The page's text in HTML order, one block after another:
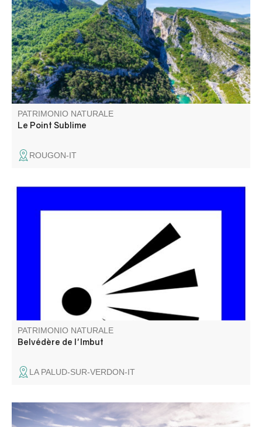
pittoresques sur les gorges du Verdon. Ce point de vue se
trouve sur la rive droite, en aval du village de Rougon.
PATRIMONIO NATURALE
Le Point Sublime
ROUGON-IT
Imbut vient de l’occitan et veut dire « entonnoir ». Du
belvédère on peut apercevoir le chaos de l’Imbut, en bas,
dans la rivière. Le Verdon y disparaît sous des blocs de
roches pour réapparaître quelques centaines de mètres
PATRIMONIO NATURALE
Belvédère de l'Imbut
LA PALUD-SUR-VERDON-IT